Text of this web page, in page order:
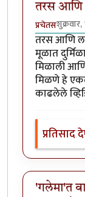
तरस आणि
प्रचेतस
तरस आणि
मूळात
मिळाली
मिळणे हे
काढलेले
प्रतिसाद
'गलेमा'त